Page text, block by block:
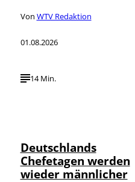
Von WTV Redaktion
01.08.2026
14 Min.
Deutschlands
Chefetagen werden
wieder männlicher